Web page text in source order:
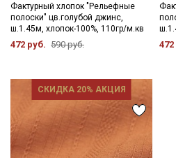
Фактурный хлопок "Рельефные
полоски" цв.голубой джинс,
ш.1.45м, хлопок-100%, 110гр/м.кв
472 руб. 590 руб. 472
СКИДКА 20% АКЦИЯ
Секретная рассылка от
Мы публикуем здесь